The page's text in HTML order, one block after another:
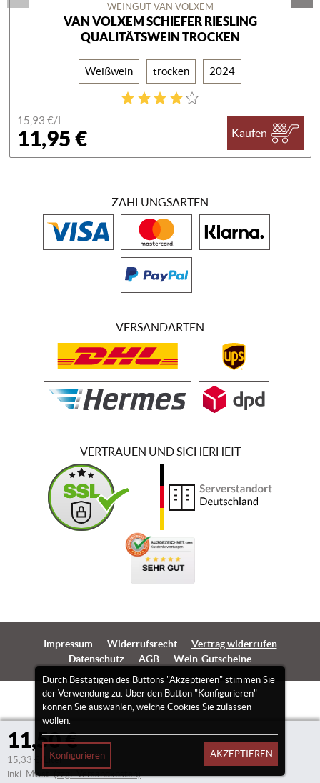
11,50 €
15,33 €/Liter
inkl. Mwst.(zzgl. Versandkosten)
WEINGUT VAN VOLXEM
VAN VOLXEM SCHIEFER RIESLING
QUALITÄTSWEIN TROCKEN
Weißwein trocken 2024
15,93 €/L
11,95 € Kaufen
Durch Bestätigen des Buttons "Akzeptieren" stimmen Sie
der Verwendung zu. Über den Button "Konfigurieren"
können Sie auswählen, welche Cookies Sie zulassen
wollen.
Konfigurieren AKZEPTIEREN
ZAHLUNGSARTEN
VERSANDARTEN
VERTRAUEN UND SICHERHEIT
Impressum Widerrufsrecht
Vertrag widerrufen
Datenschutz
AGB Wein-Gutscheine